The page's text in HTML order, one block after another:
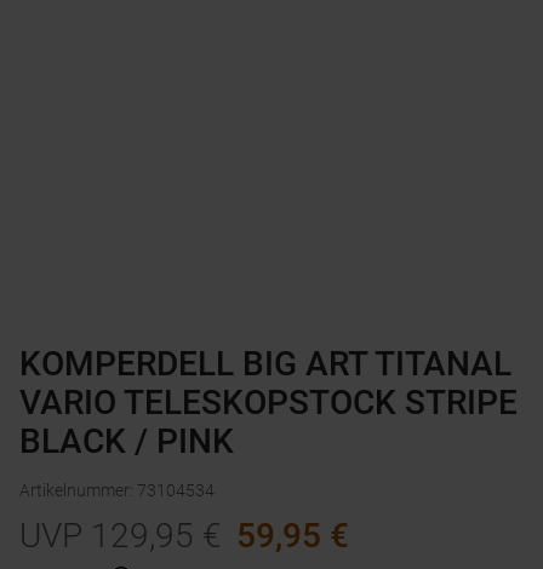
KOMPERDELL BIG ART TITANAL
VARIO TELESKOPSTOCK STRIPE
BLACK / PINK
Artikelnummer: 73104534
UVP 129,95 € 59,95 €